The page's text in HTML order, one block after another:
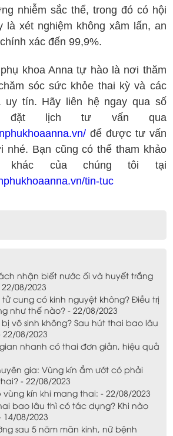
nhiễm sắc thể, trong đó có hội
là xét nghiệm không xâm lấn, an
xác đến 99,9%.
khoa Anna tự hào là nơi thăm
sóc sức khỏe thai kỳ và các
uy tín. Hãy liên hệ ngay qua số
đặt lịch tư vấn qua
để được tư vấn
nhé. Bạn cũng có thể tham khảo
khác của chúng tôi tại
tin-tuc
nhận biết nước ối và huyết trắng
08/2023
cung có kinh nguyệt không? Điều trị
như thế nào? - 22/08/2023
vô sinh không? Sau hút thai bao lâu
08/2023
nhanh có thai đơn giản, hiệu quả
gia: Vùng kín ẩm ướt có phải
- 22/08/2023
kín khi mang thai: - 22/08/2023
bao lâu thì có tác dụng? Khi nào
08/2023
sau 5 năm mãn kinh, nữ bệnh